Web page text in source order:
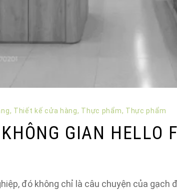
, Thiết kế cửa hàng, Thực phẩm, Thực phẩm
GIAN HELLO
đó không chỉ là câu chuyện của gạch